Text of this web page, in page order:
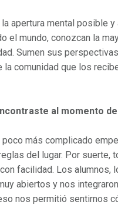
apertura mental posible
el mundo, conozcan la
Sumen sus
la comunidad que los
al momento
más complicado
del lugar. Por suerte,
facilidad. Los
abiertos y nos
nos permitió sentirnos